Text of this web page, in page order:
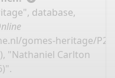
database,
gomes-heritage/
"Nathaniel Carlton